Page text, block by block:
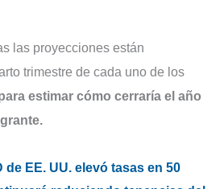
las proyecciones están
trimestre de cada uno de los
estimar cómo cerraría el año
de EE. UU. elevó tasas en 50